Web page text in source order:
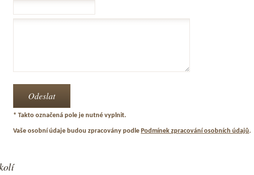
* Takto označená pole je nutné vyplnit.
Vaše osobní údaje budou zpracovány podle Podmínek zpracování osobních údajů.